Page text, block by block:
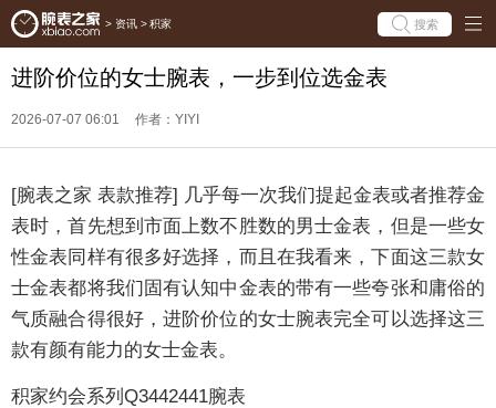
> 资讯 > 积家 搜索
进阶价位的女士腕表，一步到位选金表
2026-07-07 06:01 作者：YIYI
[腕表之家 表款推荐] 几乎每一次我们提起金表或者推荐金
表时，首先想到市面上数不胜数的男士金表，但是一些女
性金表同样有很多好选择，而且在我看来，下面这三款女
士金表都将我们固有认知中金表的带有一些夸张和庸俗的
气质融合得很好，进阶价位的女士腕表完全可以选择这三
款有颜有能力的女士金表。
积家约会系列Q3442441腕表